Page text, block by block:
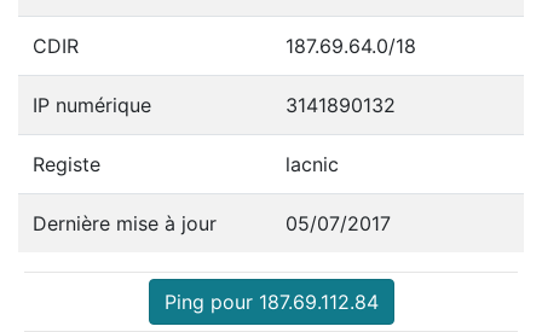
CDIR 187.69.64.0/18
IP numérique 3141890132
Registe lacnic
Dernière mise à jour 05/07/2017
Ping pour 187.69.112.84